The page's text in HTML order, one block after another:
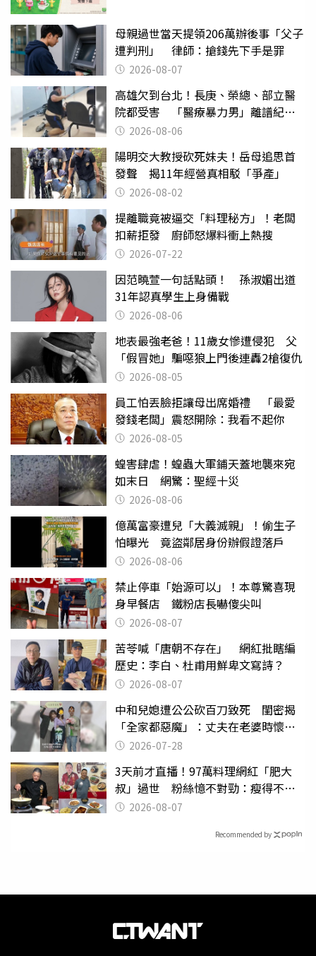
母親過世當天提領206萬辦後事「父子
遭判刑」 律師：搶錢先下手是罪
2026-08-07
高雄欠到台北！長庚、榮總、部立醫
院都受害 「醫療暴力男」離譜紀錄
曝光2026-08-06
陽明交大教授砍死妹夫！岳母追思首
發聲 揭11年經營真相駁「爭產」
2026-08-02
提離職竟被逼交「料理秘方」！老闆
扣薪拒發 廚師怒爆料衝上熱搜
2026-07-22
因范曉萱一句話點頭！ 孫淑媚出道
31年認真學生上身備戰
2026-08-06
地表最強老爸！11歲女慘遭侵犯 父
「假冒她」騙噁狼上門後連轟2槍復仇
2026-08-05
員工怕丟臉拒讓母出席婚禮 「最愛
發錢老闆」震怒開除：我看不起你
2026-08-05
蝗害肆虐！蝗蟲大軍鋪天蓋地襲來宛
如末日 網驚：聖經十災
2026-08-06
億萬富豪遭兒「大義滅親」！偷生子
怕曝光 竟盜鄰居身份辦假證落戶
2026-08-06
禁止停車「始源可以」！本尊驚喜現
身早餐店 鐵粉店長嚇傻尖叫
2026-08-07
苦苓喊「唐朝不存在」 網紅批瞎編
歷史：李白、杜甫用鮮卑文寫詩？
2026-08-07
中和兒媳遭公公砍百刀致死 閨密揭
「全家都惡魔」：丈夫在老婆時懷孕
摔東西
2026-07-28
3天前才直播！97萬料理網紅「肥大
叔」過世 粉絲憶不對勁：瘦得不合
理 2026-08-07
Recommended by